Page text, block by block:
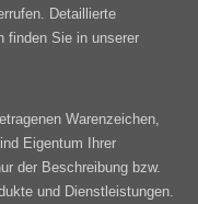
Detaillierte
finden Sie in unserer
Warenzeichen,
Eigentum Ihrer
der Beschreibung bzw.
und Dienstleistungen.